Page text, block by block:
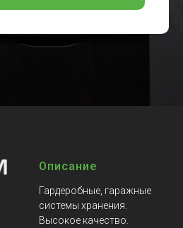
Описание
Гардеробные, гаражные
системы хранения.
Высокое качество.